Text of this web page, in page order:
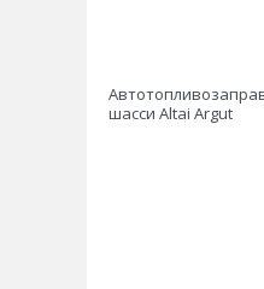
шасси Altai Argut